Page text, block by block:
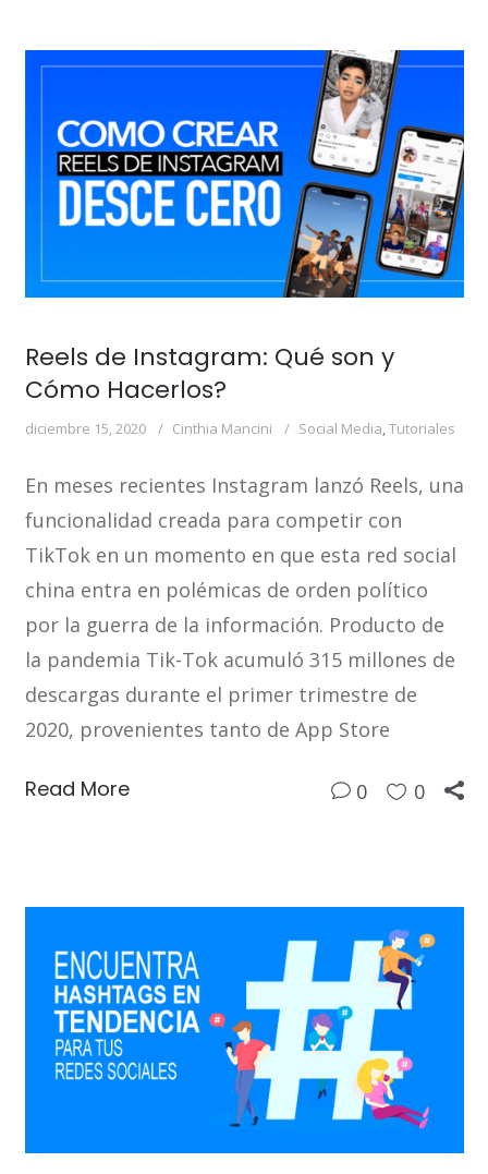
Reels de Instagram: Qué son y
Cómo Hacerlos?
diciembre 15, 2020 Cinthia Mancini Social Media,Tutoriales
En meses recientes Instagram lanzó Reels, una
funcionalidad creada para competir con
TikTok en un momento en que esta red social
china entra en polémicas de orden político
por la guerra de la información. Producto de
la pandemia Tik-Tok acumuló 315 millones de
descargas durante el primer trimestre de
2020, provenientes tanto de App Store
Read More 0 0